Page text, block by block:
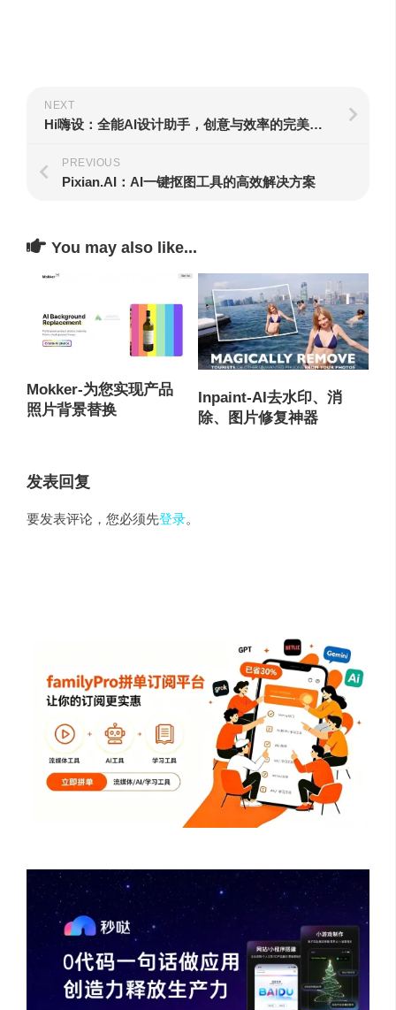
NEXT
Hi嗨设：全能AI设计助手，创意与效率的完美结合
PREVIOUS
Pixian.AI：AI一键抠图工具的高效解决方案
You may also like...
Mokker-为您实现产品
照片背景替换
Inpaint-AI去水印、消
除、图片修复神器
发表回复
要发表评论，您必须先登录。